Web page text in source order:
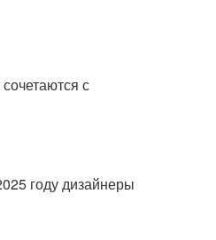
с
году дизайнеры